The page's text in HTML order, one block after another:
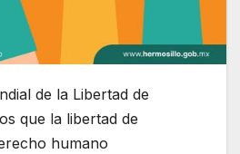
de la Libertad de
que la libertad de
humano